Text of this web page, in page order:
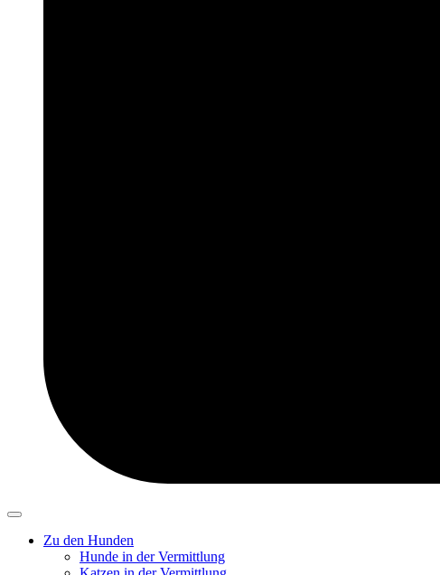
Zu den Hunden
Hunde in der Vermittlung